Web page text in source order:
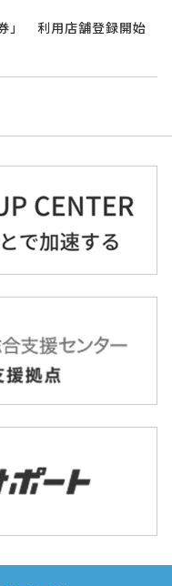
」 利用店舗登録開始